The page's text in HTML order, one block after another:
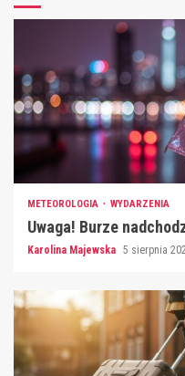
METEOROLOGIA WYDARZENIA
Uwaga! Burze
Karolina Majewska 5 sierpnia